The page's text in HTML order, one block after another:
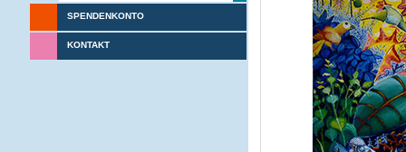
SPENDENKONTO
KONTAKT